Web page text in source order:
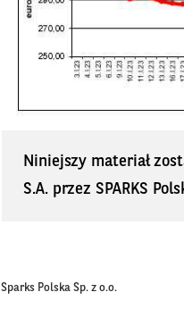
Niniejszy materiał
S.A. przez SPARKS
Sparks Polska Sp. z o.o.